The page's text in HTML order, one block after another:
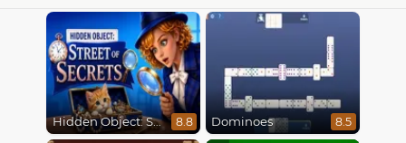
Hidden Object: Street Of Secrets 8.8 Dominoes 8.5